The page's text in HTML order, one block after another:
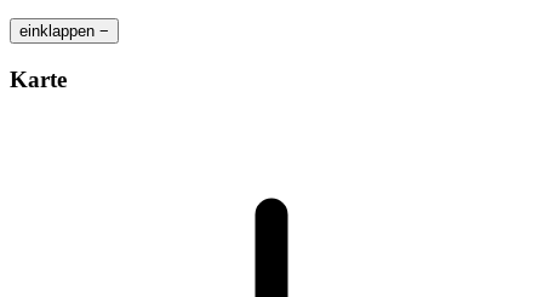
einklappen −
Karte